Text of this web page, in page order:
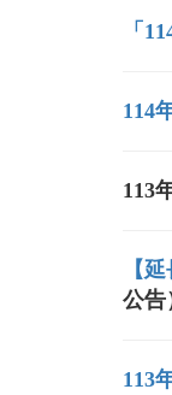
「
114
113
【
公告
113